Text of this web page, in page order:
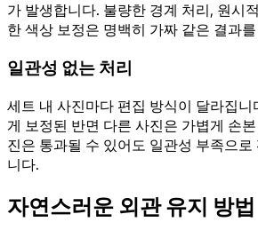
가 발생합니다. 불량한 경계 처리, 원시
한 색상 보정은 명백히 가짜 같은 결과
일관성 없는 처리
세트 내 사진마다 편집 방식이 달라집
게 보정된 반면 다른 사진은 가볍게 손
진은 통과될 수 있어도 일관성 부족으로
니다.
자연스러운 외관 유지 방법